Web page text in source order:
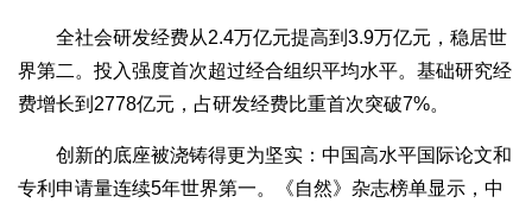
全社会研发经费从2.4万亿元提高到3.9万亿元，稳居世
界第二。投入强度首次超过经合组织平均水平。基础研究经
费增长到2778亿元，占研发经费比重首次突破7%。
创新的底座被浇铸得更为坚实：中国高水平国际论文和
专利申请量连续5年世界第一。《自然》杂志榜单显示，中